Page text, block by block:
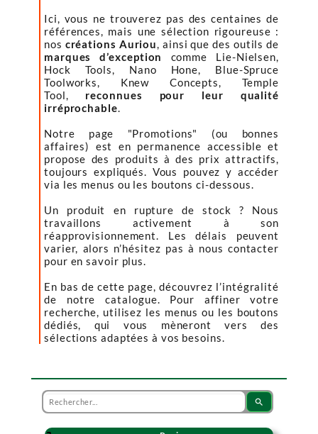
Ici, vous ne trouverez pas des centaines de
références, mais une sélection rigoureuse :
nos créations Auriou, ainsi que des outils de
marques d’exception
comme Lie-Nielsen,
Hock Tools, Nano Hone, Blue-Spruce
Toolworks, Knew Concepts, Temple
Tool, reconnues pour leur qualité
irréprochable.
Notre page "Promotions" (ou bonnes
affaires) est en permanence accessible et
propose des produits à des prix attractifs,
toujours expliqués. Vous pouvez y accéder
via les menus ou les boutons ci-dessous.
Un produit en rupture de stock ? Nous
travaillons activement à son
réapprovisionnement. Les délais peuvent
varier, alors n’hésitez pas à nous contacter
pour en savoir plus.
En bas de cette page, découvrez l’intégralité
de notre catalogue. Pour affiner votre
recherche, utilisez les menus ou les boutons
dédiés, qui vous mèneront vers des
sélections adaptées à vos besoins.
search